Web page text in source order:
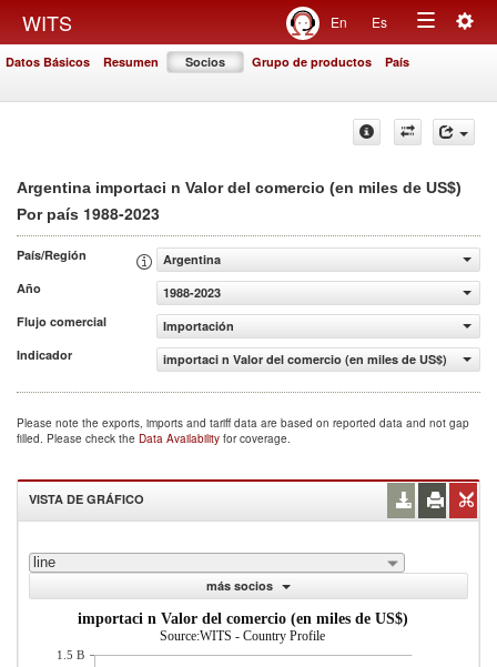
WITS En Es
Toggle
Datos Básicos Resumen Socios Grupo de productos País
Argentina importaci n Valor del comercio (en miles de US$)
Por país 1988-2023
País/Región
Argentina
Año
1988-2023
Flujo comercial
Importación
Indicador
importaci n Valor del comercio (en miles de US$)
Please note the exports, imports and tariff data are based on reported data and not gap
filled. Please check the Data Availability for coverage.
VISTA DE GRÁFICO
line
más socios
importaci n Valor del comercio (en miles de US$)
Source:WITS - Country Profile
1.5 B